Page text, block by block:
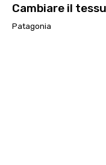
Cambiare il
Patagonia